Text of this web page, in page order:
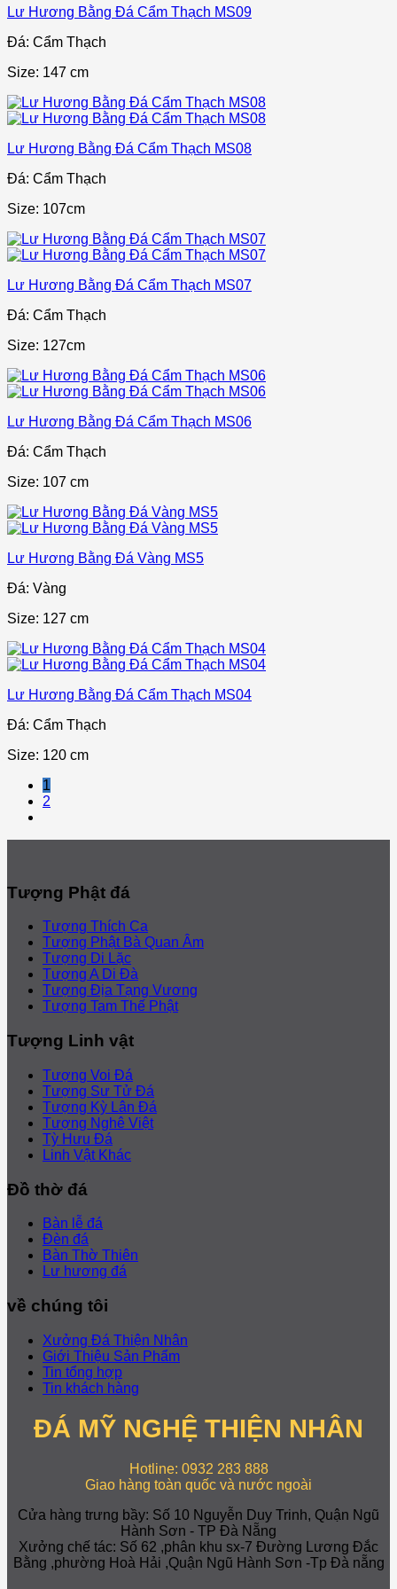
Lư Hương Bằng Đá Cẩm Thạch MS09
Đá: Cẩm Thạch
Size: 147 cm
Lư Hương Bằng Đá Cẩm Thạch MS08
Đá: Cẩm Thạch
Size: 107cm
Lư Hương Bằng Đá Cẩm Thạch MS07
Đá: Cẩm Thạch
Size: 127cm
Lư Hương Bằng Đá Cẩm Thạch MS06
Đá: Cẩm Thạch
Size: 107 cm
Lư Hương Bằng Đá Vàng MS5
Đá: Vàng
Size: 127 cm
Lư Hương Bằng Đá Cẩm Thạch MS04
Đá: Cẩm Thạch
Size: 120 cm
1
2
Tượng Phật đá
Tượng Thích Ca
Tượng Phật Bà Quan Âm
Tượng Di Lặc
Tượng A Di Đà
Tượng Địa Tạng Vương
Tượng Tam Thế Phật
Tượng Linh vật
Tượng Voi Đá
Tượng Sư Tử Đá
Tượng Kỳ Lân Đá
Tượng Nghê Việt
Tỳ Hưu Đá
Linh Vật Khác
Đồ thờ đá
Bàn lễ đá
Đèn đá
Bàn Thờ Thiên
Lư hương đá
về chúng tôi
Xưởng Đá Thiện Nhân
Giới Thiệu Sản Phẩm
Tin tổng hợp
Tin khách hàng
ĐÁ MỸ NGHỆ THIỆN NHÂN
Hotline: 0932 283 888
Giao hàng toàn quốc và nước ngoài
Cửa hàng trưng bầy: Số 10 Nguyễn Duy Trinh, Quận Ngũ
Hành Sơn - TP Đà Nẵng
Xưởng chế tác: Số 62 ,phân khu sx-7 Đường Lương Đắc
Bằng ,phường Hoà Hải ,Quận Ngũ Hành Sơn -Tp Đà nẵng